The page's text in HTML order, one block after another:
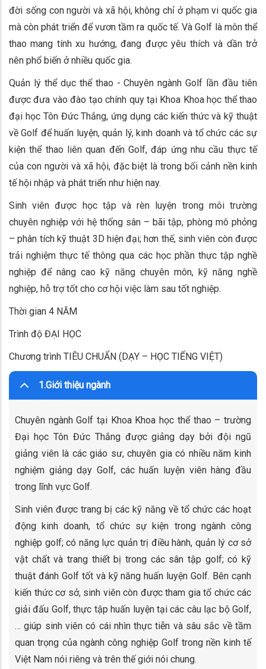
đời sống con người và xã hội, không chỉ ở phạm vi quốc gia
mà còn phát triển để vươn tầm ra quốc tế. Và Golf là môn thể
thao mang tính xu hướng, đang được yêu thích và dần trở
nên phổ biến ở nhiều quốc gia.
Quản lý thể dục thể thao - Chuyên ngành Golf lần đầu tiên
được đưa vào đào tạo chính quy tại Khoa Khoa học thể thao
đại học Tôn Đức Thắng, ứng dụng các kiến thức và kỹ thuật
về Golf để huấn luyện, quản lý, kinh doanh và tổ chức các sự
kiện thể thao liên quan đến Golf, đáp ứng nhu cầu thực tế
của con người và xã hội, đặc biệt là trong bối cảnh nền kinh
tế hội nhập và phát triển như hiện nay.
Sinh viên được học tập và rèn luyện trong môi trường
chuyên nghiệp với hệ thống sân – bãi tập, phòng mô phỏng
– phân tích kỹ thuật 3D hiện đại; hơn thế, sinh viên còn được
trải nghiệm thực tế thông qua các học phần thực tập nghề
nghiệp để nâng cao kỹ năng chuyên môn, kỹ năng nghề
nghiệp, hỗ trợ tốt cho cơ hội việc làm sau tốt nghiệp.
Thời gian 4 NĂM
Trình độ ĐẠI HỌC
Chương trình TIÊU CHUẨN (DẠY – HỌC TIẾNG VIỆT)
1.Giới thiệu ngành
Chuyên ngành Golf tại Khoa Khoa học thể thao – trường
Đại học Tôn Đức Thắng được giảng dạy bởi đội ngũ
giảng viên là các giáo sư, chuyên gia có nhiều năm kinh
nghiệm giảng dạy Golf, các huấn luyện viên hàng đầu
trong lĩnh vực Golf.
Sinh viên được trang bị các kỹ năng về tổ chức các hoạt
động kinh doanh, tổ chức sự kiện trong ngành công
nghiệp golf; có năng lực quản trị điều hành, quản lý cơ sở
vật chất và trang thiết bị trong các sân tập golf; có kỹ
thuật đánh Golf tốt và kỹ năng huấn luyện Golf. Bên cạnh
kiến thức cơ sở, sinh viên còn được tham gia tổ chức các
giải đấu Golf, thực tập huấn luyện tại các câu lạc bộ Golf,
… giúp sinh viên có cái nhìn thực tiễn và sâu sắc về tầm
quan trọng của ngành công nghiệp Golf trong nền kinh tế
Việt Nam nói riêng và trên thế giới nói chung.